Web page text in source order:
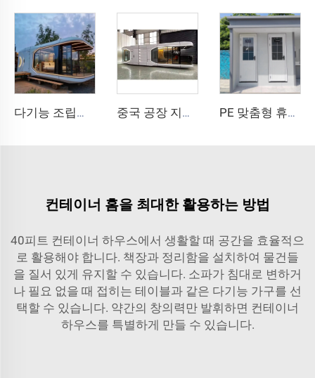
다기능 조립식 분리형 컨테이너 하우스 애플 캡슐 하우스 사무실 호텔 소형 캐빈 하우스 중국 공장 지능형 홈 시스템 고급 이동식 주택 새로운 우주 캡슐 강철 조립식 컨테이너 하우스 호텔 리조트용 PE 맞춤형 휴대용 야외 공용 이동식 화장실 캠핑 가격 컨테이너 하우스 이동식 화장실
컨테이너 홈을 최대한 활용하는 방법
40피트 컨테이너 하우스에서 생활할 때 공간을 효율적으
로 활용해야 합니다. 책장과 정리함을 설치하여 물건들
을 질서 있게 유지할 수 있습니다. 소파가 침대로 변하거
나 필요 없을 때 접히는 테이블과 같은 다기능 가구를 선
택할 수 있습니다. 약간의 창의력만 발휘하면 컨테이너
하우스를 특별하게 만들 수 있습니다.